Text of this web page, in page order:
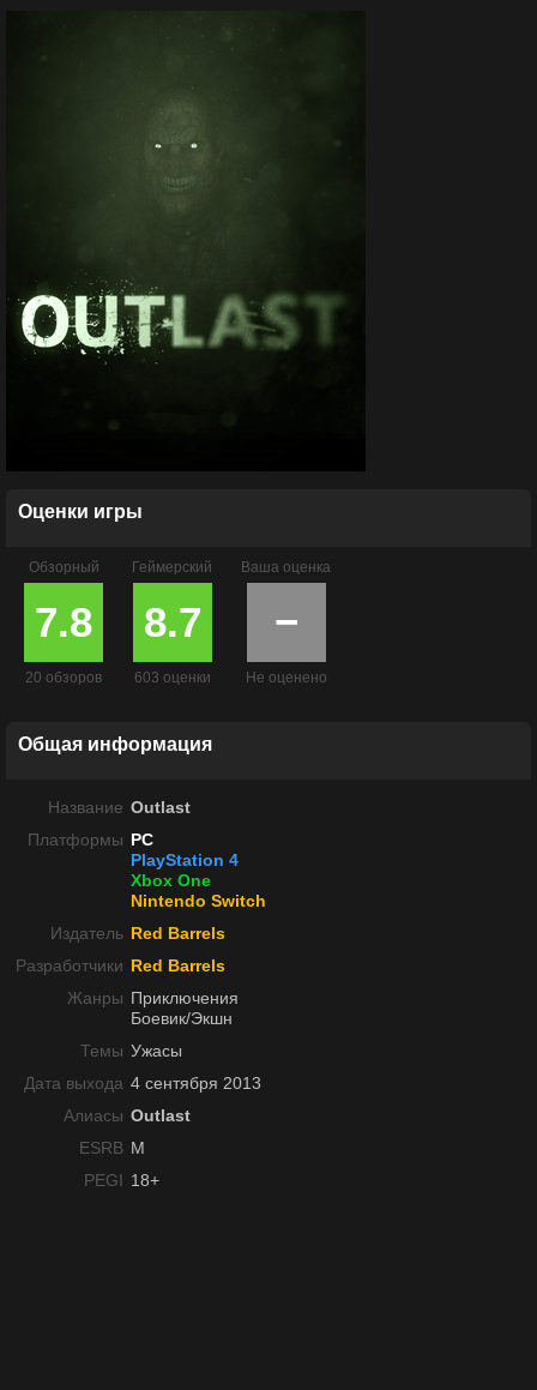
Оценки игры
Обзорный
7.8
20 обзоров
Геймерский
8.7
603 оценки
Ваша оценка
−
Не оценено
Общая информация
Название Outlast
Платформы PC
PlayStation 4
Xbox One
Nintendo Switch
Издатель Red Barrels
Разработчики Red Barrels
Жанры Приключения
Боевик/Экшн
Темы Ужасы
Дата выхода 4 сентября 2013
Алиасы Outlast
ESRB M
PEGI 18+